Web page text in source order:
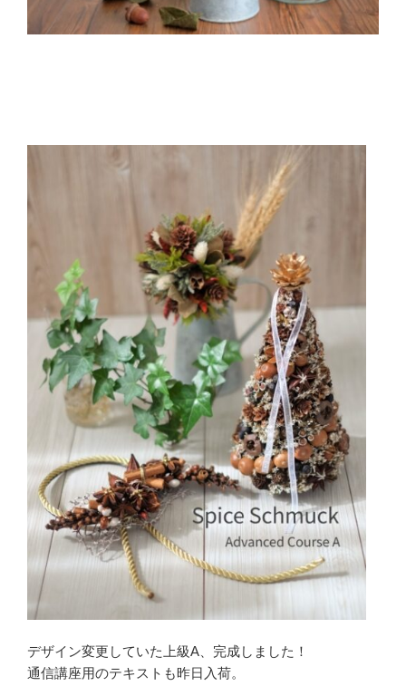
デザイン変更していた上級A、完成しました！
通信講座用のテキストも昨日入荷。